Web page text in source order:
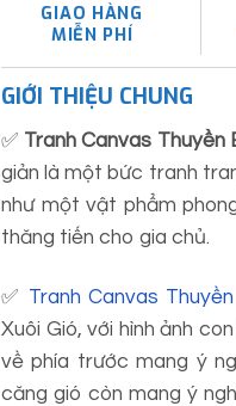
GIAO HÀNG
MIỄN PHÍ
GIỚI THIỆU CHUNG
✅ Tranh Canvas Thuyền
giản là một bức tranh
như một vật phẩm
thăng tiến cho gia chủ.
✅ Tranh Canvas
Xuôi Gió, với hình ảnh
về phía trước mang ý
căng gió còn mang ý